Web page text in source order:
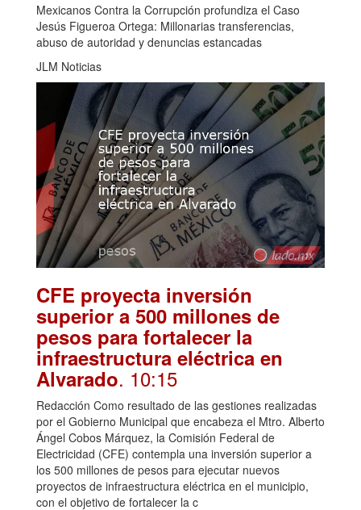
Mexicanos Contra la Corrupción profundiza el Caso
Jesús Figueroa Ortega: Millonarias transferencias,
abuso de autoridad y denuncias estancadas
JLM Noticias
CFE proyecta inversión
superior a 500 millones de
pesos para fortalecer la
infraestructura eléctrica en
Alvarado. 10:15
Redacción Como resultado de las gestiones realizadas
por el Gobierno Municipal que encabeza el Mtro. Alberto
Ángel Cobos Márquez, la Comisión Federal de
Electricidad (CFE) contempla una inversión superior a
los 500 millones de pesos para ejecutar nuevos
proyectos de infraestructura eléctrica en el municipio,
con el objetivo de fortalecer la c